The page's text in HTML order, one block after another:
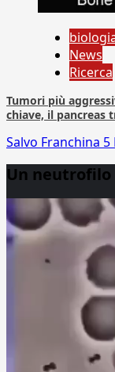
News
Ricerca
Tumori più
chiave, il pancreas
Salvo Franchina 5
Un
Player